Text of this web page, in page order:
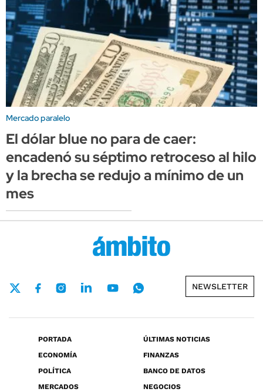
Mercado paralelo
El dólar blue no para de caer:
encadenó su séptimo retroceso al hilo
y la brecha se redujo a mínimo de un
mes
NEWSLETTER
PORTADA
ÚLTIMAS NOTICIAS
ECONOMÍA
FINANZAS
POLÍTICA
BANCO DE DATOS
MERCADOS
NEGOCIOS